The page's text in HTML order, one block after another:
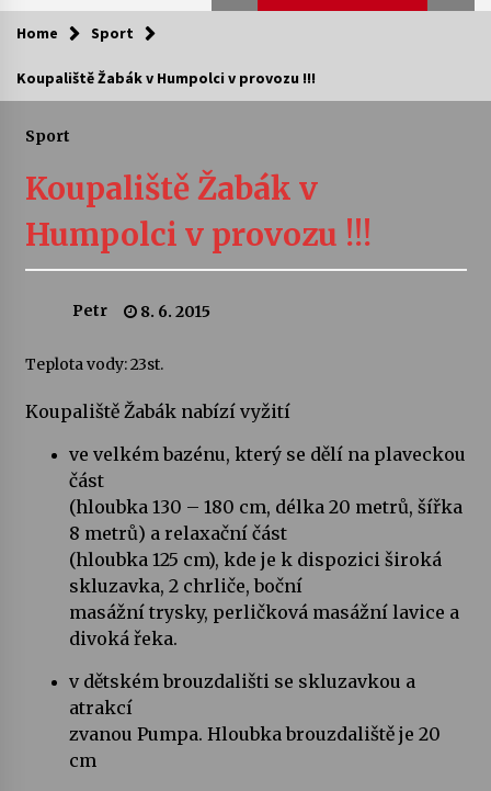
Kam za kulturou?
Sukuba Ensemble
4. 8. 2026
Vernisáž výstavy Josefíny Duškové: Stávám se
Veselí muzikanti
Pozvánka na integrační festival Quijotova
šedesátka: 28. 7.–1. 8. 2026
28. 7. 2026
Letní koncerty ve Stromovce: Kolchoz a
Jenakaši
23. 7. 2026
Home Sport
Koupaliště Žabák v Humpolci v provozu !!!
Sport
Koupaliště Žabák v
Humpolci v provozu !!!
Petr 8. 6. 2015
Teplota vody: 23st.
Koupaliště Žabák nabízí vyžití
ve velkém bazénu, který se dělí na plaveckou
část
(hloubka 130 – 180 cm, délka 20 metrů, šířka
8 metrů) a relaxační část
(hloubka 125 cm), kde je k dispozici široká
skluzavka, 2 chrliče, boční
masážní trysky, perličková masážní lavice a
divoká řeka.
v dětském brouzdališti se skluzavkou a
atrakcí
zvanou Pumpa. Hloubka brouzdaliště je 20
cm